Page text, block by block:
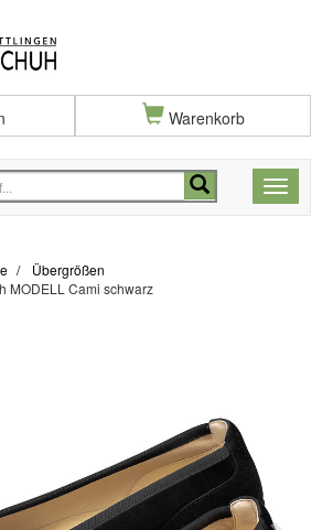
Warenkorb
Toggle
Übergrößen
MODELL Cami schwarz